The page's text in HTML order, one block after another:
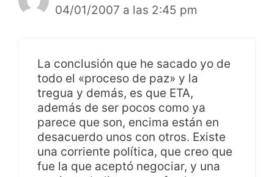
04/01/2007 a las 2:45 pm
La conclusión que he sacado yo de
todo el «proceso de paz» y la
tregua y demás, es que ETA,
además de ser pocos como ya
parece que son, encima están en
desacuerdo unos con otros. Existe
una corriente política, que creo que
fue la que aceptó negociar, y una